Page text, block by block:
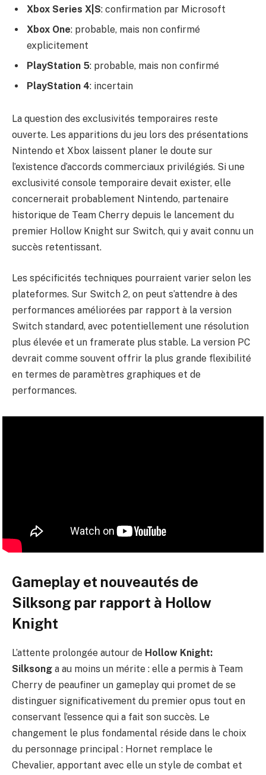
Xbox Series X|S: confirmation par Microsoft
Xbox One: probable, mais non confirmé
explicitement
PlayStation 5: probable, mais non confirmé
PlayStation 4: incertain
La question des exclusivités temporaires reste
ouverte. Les apparitions du jeu lors des présentations
Nintendo et Xbox laissent planer le doute sur
l’existence d’accords commerciaux privilégiés. Si une
exclusivité console temporaire devait exister, elle
concernerait probablement Nintendo, partenaire
historique de Team Cherry depuis le lancement du
premier Hollow Knight sur Switch, qui y avait connu un
succès retentissant.
Les spécificités techniques pourraient varier selon les
plateformes. Sur Switch 2, on peut s’attendre à des
performances améliorées par rapport à la version
Switch standard, avec potentiellement une résolution
plus élevée et un framerate plus stable. La version PC
devrait comme souvent offrir la plus grande flexibilité
en termes de paramètres graphiques et de
performances.
Gameplay et nouveautés de
Silksong par rapport à Hollow
Knight
L’attente prolongée autour de Hollow Knight:
Silksong a au moins un mérite : elle a permis à Team
Cherry de peaufiner un gameplay qui promet de se
distinguer significativement du premier opus tout en
conservant l’essence qui a fait son succès. Le
changement le plus fondamental réside dans le choix
du personnage principal : Hornet remplace le
Chevalier, apportant avec elle un style de combat et